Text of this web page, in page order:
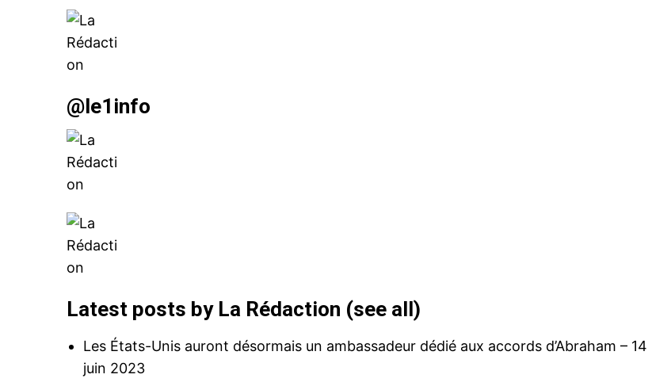
de la pandémie
5 November 2021
@le1info
Latest posts by La Rédaction (see all)
Les États-Unis auront désormais un ambassadeur dédié aux accords d’Abraham – 14
juin 2023